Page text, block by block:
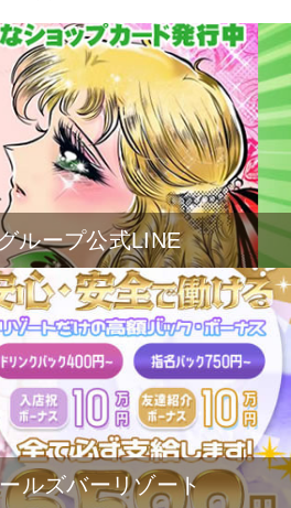
ループ公式LINE
ルズバーリゾート